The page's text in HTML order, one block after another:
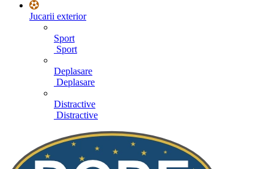
Jucarii exterior
Sport
Sport
Deplasare
Deplasare
Distractive
Distractive